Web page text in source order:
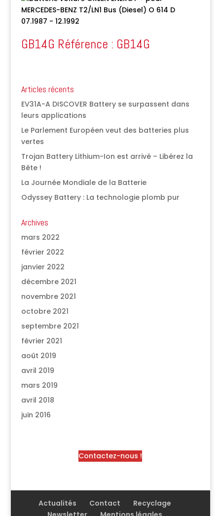
GB14G Référence : GB14G
Articles récents
EV31A-A DISCOVER Battery se surpassent dans
leurs applications
Le Parlement Européen veut des batteries plus
vertes
Trojan Battery Lithium-Ion est arrivé – Libérez la
Bête !
La Journée Mondiale de la Batterie
Odyssey Battery : La technologie plomb pur
Archives
mars 2022
février 2022
janvier 2022
décembre 2021
novembre 2021
octobre 2021
septembre 2021
février 2021
août 2019
avril 2019
mars 2019
avril 2018
juin 2016
Contactez-nous !
Actualités Contact
Recyclage